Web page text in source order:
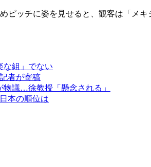
ッチに姿を見せると、観客は「メキ
な組」でない
者が寄稿
議…徐教授「懸念される」
本の順位は